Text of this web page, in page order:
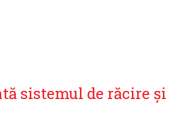
sistemul de răcire și